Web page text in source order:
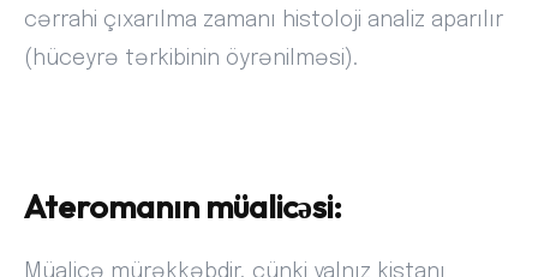
cərrahi çıxarılma zamanı histoloji analiz aparılır
(hüceyrə tərkibinin öyrənilməsi).
Ateromanın müalicəsi:
Müalicə mürəkkəbdir, çünki yalnız kistanı